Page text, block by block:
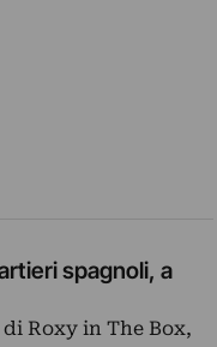
spagnoli, a
Roxy in The Box,